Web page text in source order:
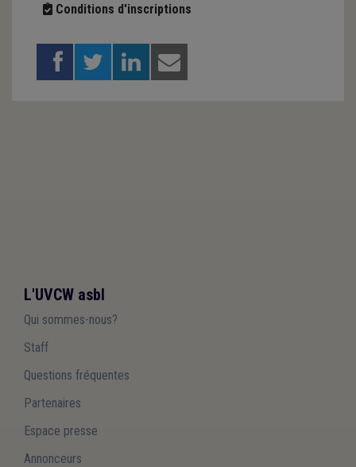
Conditions d'inscriptions
L'UVCW asbl
Qui sommes-nous?
Staff
Questions fréquentes
Partenaires
Espace presse
Annonceurs